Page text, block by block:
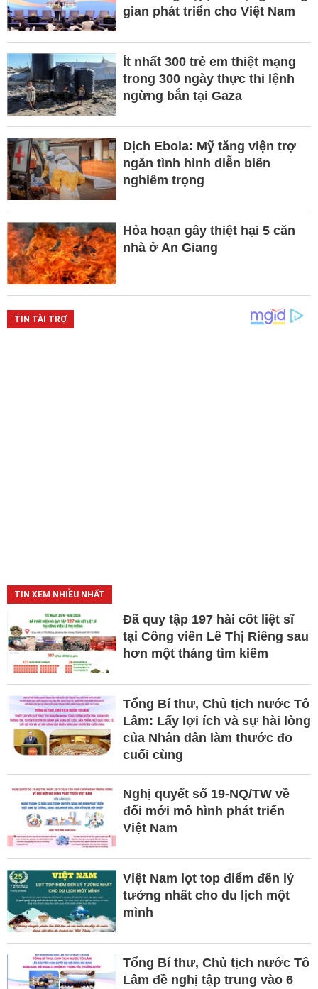
gian phát triển cho Việt Nam
Ít nhất 300 trẻ em thiệt mạng
trong 300 ngày thực thi lệnh
ngừng bắn tại Gaza
Dịch Ebola: Mỹ tăng viện trợ
ngăn tình hình diễn biến
nghiêm trọng
Hỏa hoạn gây thiệt hại 5 căn
nhà ở An Giang
TIN XEM NHIỀU NHẤT
Đã quy tập 197 hài cốt liệt sĩ
tại Công viên Lê Thị Riêng sau
hơn một tháng tìm kiếm
Tổng Bí thư, Chủ tịch nước Tô
Lâm: Lấy lợi ích và sự hài lòng
của Nhân dân làm thước đo
cuối cùng
Nghị quyết số 19-NQ/TW về
đổi mới mô hình phát triển
Việt Nam
Việt Nam lọt top điểm đến lý
tưởng nhất cho du lịch một
mình
Tổng Bí thư, Chủ tịch nước Tô
Lâm đề nghị tập trung vào 6